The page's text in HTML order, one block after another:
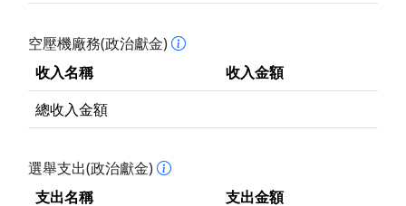
空壓機廠務(政治獻金)
收入名稱
收入金額
總收入金額
選舉支出(政治獻金)
支出名稱
支出金額